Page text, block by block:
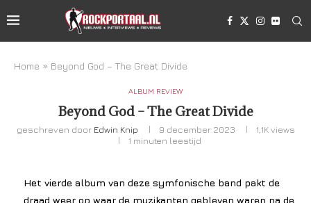
Home » Beyond God – The Great Divide
ALBUM REVIEW
Beyond God – The Great Divide
geschreven door Edwin Knip 9 december 2023 1,1K views
1 minuten leestijd
Het vierde album van deze symfonische band pakt de
draad weer op waar de muzikanten gebleven waren na de